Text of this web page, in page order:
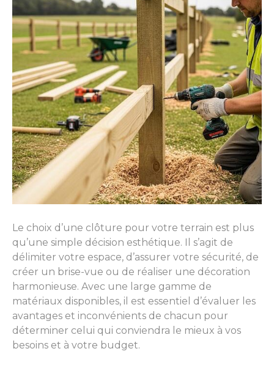
Le choix d’une clôture pour votre terrain est plus
qu’une simple décision esthétique. Il s’agit de
délimiter votre espace, d’assurer votre sécurité, de
créer un brise-vue ou de réaliser une décoration
harmonieuse. Avec une large gamme de
matériaux disponibles, il est essentiel d’évaluer les
avantages et inconvénients de chacun pour
déterminer celui qui conviendra le mieux à vos
besoins et à votre budget.